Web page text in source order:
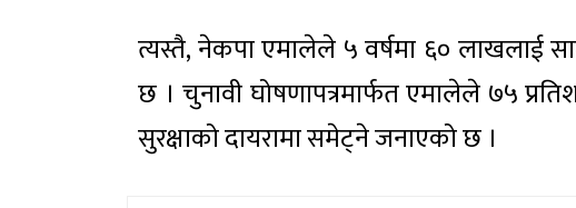
त्यस्तै, नेकपा एमालेले ५ वर्षमा ६० लाखलाई
छ । चुनावी घोषणापत्रमार्फत एमालेले ७५
सुरक्षाको दायरामा समेट्ने जनाएको छ ।